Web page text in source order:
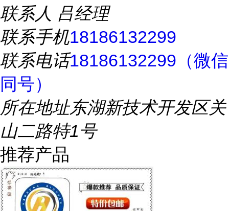
联系人 吕经理
联系手机18186132299
联系电话18186132299（微信
同号）
所在地址东湖新技术开发区关
山二路特1号
推荐产品